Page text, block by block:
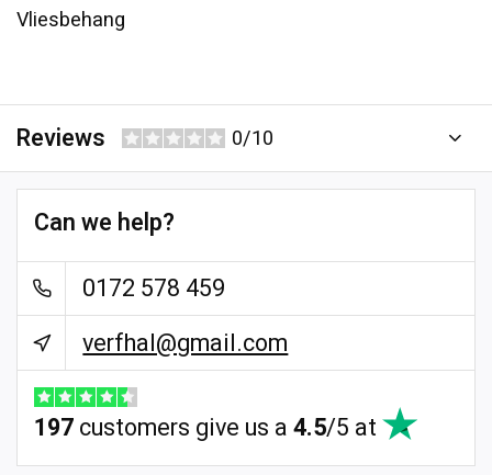
Vliesbehang
Reviews 0/10
Can we help?
0172 578 459
verfhal@gmail.com
197customers give us a4.5/5 at